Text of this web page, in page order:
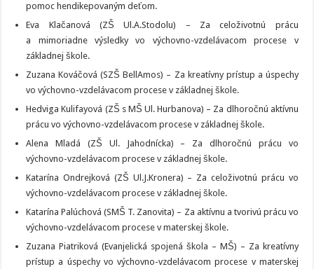
pomoc hendikepovaným deťom.
Eva Klačanová (ZŠ Ul.A.Stodolu) – Za celoživotnú prácu
a mimoriadne výsledky vo výchovno-vzdelávacom procese v
základnej škole.
Zuzana Kováčová (SZŠ BellAmos) – Za kreatívny prístup a úspechy
vo výchovno-vzdelávacom procese v základnej škole.
Hedviga Kulifayová (ZŠ s MŠ Ul. Hurbanova) – Za dlhoročnú aktívnu
prácu vo výchovno-vzdelávacom procese v základnej škole.
Alena Mladá (ZŠ Ul. Jahodnícka) – Za dlhoročnú prácu vo
výchovno-vzdelávacom procese v základnej škole.
Katarína Ondrejková (ZŠ Ul.J.Kronera) – Za celoživotnú prácu vo
výchovno-vzdelávacom procese v základnej škole.
Katarína Palúchová (SMŠ T. Zanovita) – Za aktívnu a tvorivú prácu vo
výchovno-vzdelávacom procese v materskej škole.
Zuzana Piatriková (Evanjelická spojená škola – MŠ) – Za kreatívny
prístup a úspechy vo výchovno-vzdelávacom procese v materskej